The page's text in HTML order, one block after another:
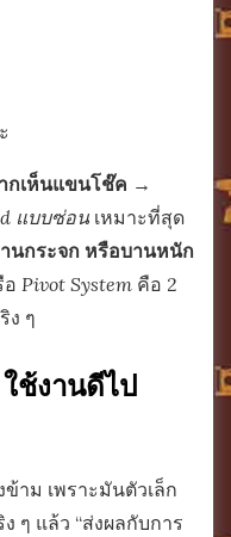
กเห็นแขนโช๊ค →
แบบซ่อน เหมาะที่สุด
นกระจก หรือบานหนัก
อ Pivot System คือ 2
ง ๆ
ช้งานดีไป
าม เพราะมันตัวเล็ก
ๆ แล้ว “ส่งผลกับการ